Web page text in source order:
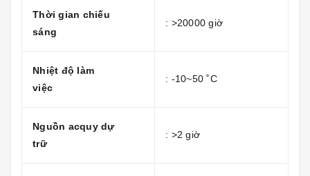
Thời gian chiếu
sáng
: >20000 giờ
Nhiệt độ làm
việc
: -10~50 ˚C
Nguồn acquy dự
trữ
: >2 giờ